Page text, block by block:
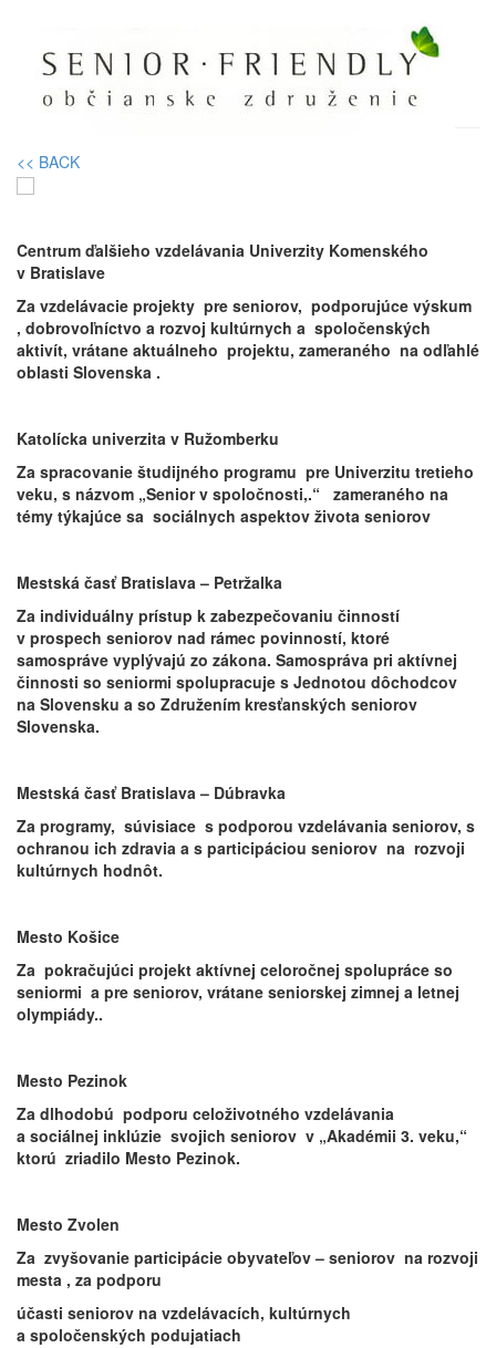
Čestné uznania Senior
Friendly 2016
<< BACK
Centrum ďalšieho vzdelávania Univerzity Komenského
v Bratislave
Za vzdelávacie projekty pre seniorov, podporujúce výskum
, dobrovoľníctvo a rozvoj kultúrnych a spoločenských
aktivít, vrátane aktuálneho projektu, zameraného na odľahlé
oblasti Slovenska .
Katolícka univerzita v Ružomberku
Za spracovanie študijného programu pre Univerzitu tretieho
veku, s názvom „Senior v spoločnosti,.“ zameraného na
témy týkajúce sa sociálnych aspektov života seniorov
Mestská časť Bratislava – Petržalka
Za individuálny prístup k zabezpečovaniu činností
v prospech seniorov nad rámec povinností, ktoré
samospráve vyplývajú zo zákona. Samospráva pri aktívnej
činnosti so seniormi spolupracuje s Jednotou dôchodcov
na Slovensku a so Združením kresťanských seniorov
Slovenska.
Mestská časť Bratislava – Dúbravka
Za programy, súvisiace s podporou vzdelávania seniorov, s
ochranou ich zdravia a s participáciou seniorov na rozvoji
kultúrnych hodnôt.
Mesto Košice
Za pokračujúci projekt aktívnej celoročnej spolupráce so
seniormi a pre seniorov, vrátane seniorskej zimnej a letnej
olympiády..
Mesto Pezinok
Za dlhodobú podporu celoživotného vzdelávania
a sociálnej inklúzie svojich seniorov v „Akadémii 3. veku,“
ktorú zriadilo Mesto Pezinok.
Mesto Zvolen
Za zvyšovanie participácie obyvateľov – seniorov na rozvoji
mesta , za podporu
účasti seniorov na vzdelávacích, kultúrnych
a spoločenských podujatiach